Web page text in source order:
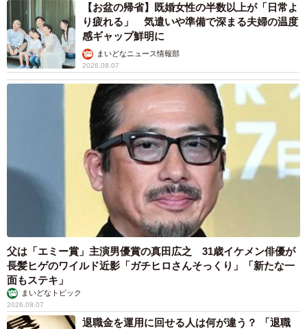
【お盆の帰省】既婚女性の半数以上が「日常よ
り疲れる」 気遣いや準備で深まる夫婦の温度
感ギャップ鮮明に
まいどなニュース情報部
2026.08.07
父は「エミー賞」主演男優賞の真田広之 31歳イケメン俳優が
長髪ヒゲのワイルド近影「ガチヒロさんそっくり」「新たな一
面もステキ」
まいどなトピック
2026.08.07
退職金を運用に回せる人は何が違う？ 「退職